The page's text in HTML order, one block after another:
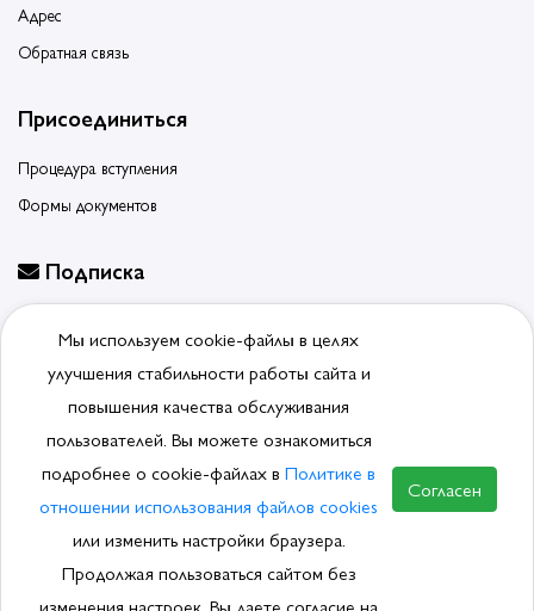
Адрес
Обратная связь
Присоединиться
Процедура вступления
Формы документов
Подписка
Отписаться от рассылки
© 2026, Ассоциация производителей и поставщиков
сантехники.Политика обработки ПДн
Мы используем cookie-файлы в целях
улучшения стабильности работы сайта и
повышения качества обслуживания
пользователей. Вы можете ознакомиться
подробнее о cookie-файлах в Политике в
отношении использования файлов cookies
или изменить настройки браузера.
Продолжая пользоваться сайтом без
Согласен